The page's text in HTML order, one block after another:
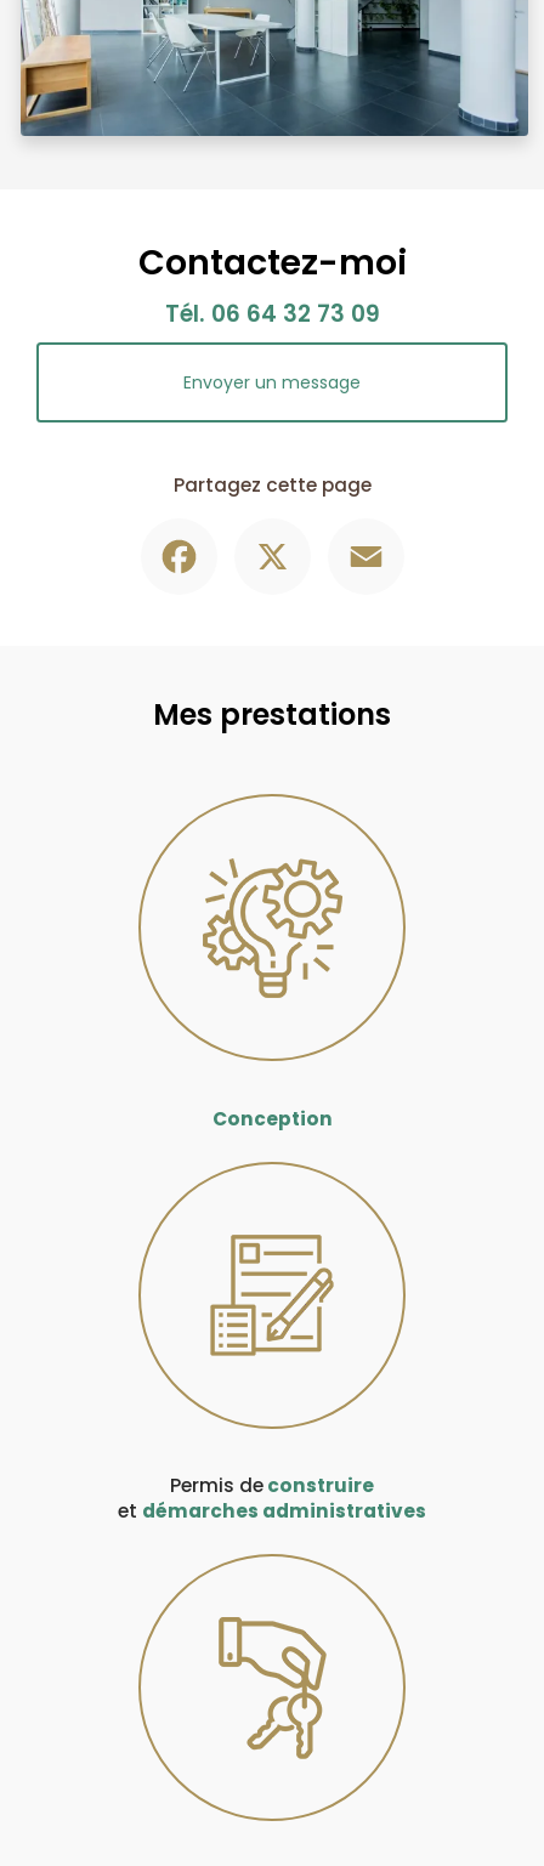
Contactez-moi
Tél. 06 64 32 73 09
Envoyer un message
Partagez cette page
Mes prestations
Conception
Permis deconstruire
et démarches administratives